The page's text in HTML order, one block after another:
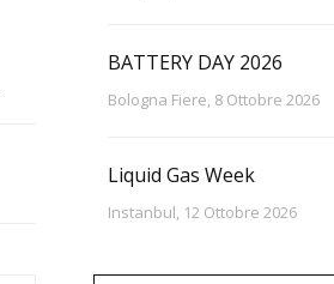
BATTERY DAY 2026
Bologna Fiere, 8 Ottobre 2026
Liquid Gas Week
Instanbul, 12 Ottobre 2026